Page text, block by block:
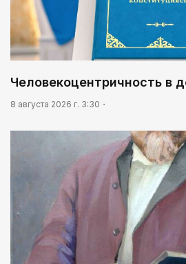
Человекоцентричность в
8 августа 2026 г. 3:30